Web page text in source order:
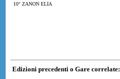
10° ZANON ELIA
Edizioni precedenti o Gare correlate: